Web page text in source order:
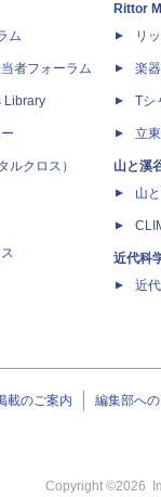
ム
者フォーラム
Library
ルクロス）
Rittor
リ
楽
Tシ
立
山と溪
山
近代科
近
載のご案内 編集部へ
Copyright ©2026